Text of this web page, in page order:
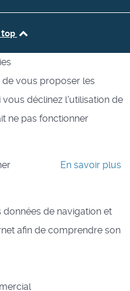
top
de vous proposer les
déclinez l'utilisation de
ne pas fonctionner
En savoir plus
de navigation et
afin de comprendre son